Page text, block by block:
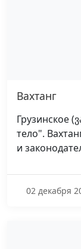
Вахтанг
Грузинское
тело".
и
02 декабря